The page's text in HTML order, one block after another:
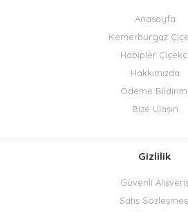
Anasayfa
Kemerburgaz
Habipler Çiçekçi
Hakkımızda
Ödeme Bildirimi
Bize Ulaşın
Gizlilik
Güvenli
Satış